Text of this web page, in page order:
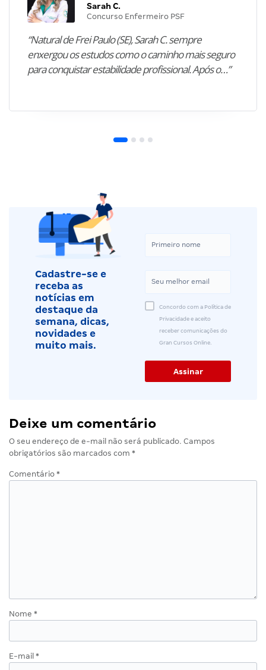
Sarah C.
Concurso Enfermeiro PSF
“Natural de Frei Paulo (SE), Sarah C. sempre
enxergou os estudos como o caminho mais seguro
para conquistar estabilidade profissional. Após o…”
Cadastre-se e
receba as
notícias em
destaque da
semana, dicas,
novidades e
muito mais.
Concordo com a Política de
Privacidade e aceito
receber comunicações do
Gran Cursos Online.
Deixe um comentário
O seu endereço de e-mail não será publicado. Campos
obrigatórios são marcados com *
Comentário *
Nome *
E-mail *